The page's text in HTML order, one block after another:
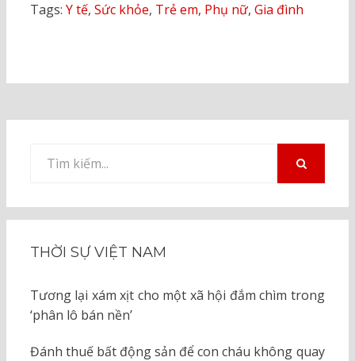
Tags: Y tế, Sức khỏe, Trẻ em, Phụ nữ, Gia đình
kiếm
THỜI SỰ VIỆT NAM
Tương lại xám xịt cho một xã hội đắm chìm trong
‘phân lô bán nền’
Đánh thuế bất động sản để con cháu không quay